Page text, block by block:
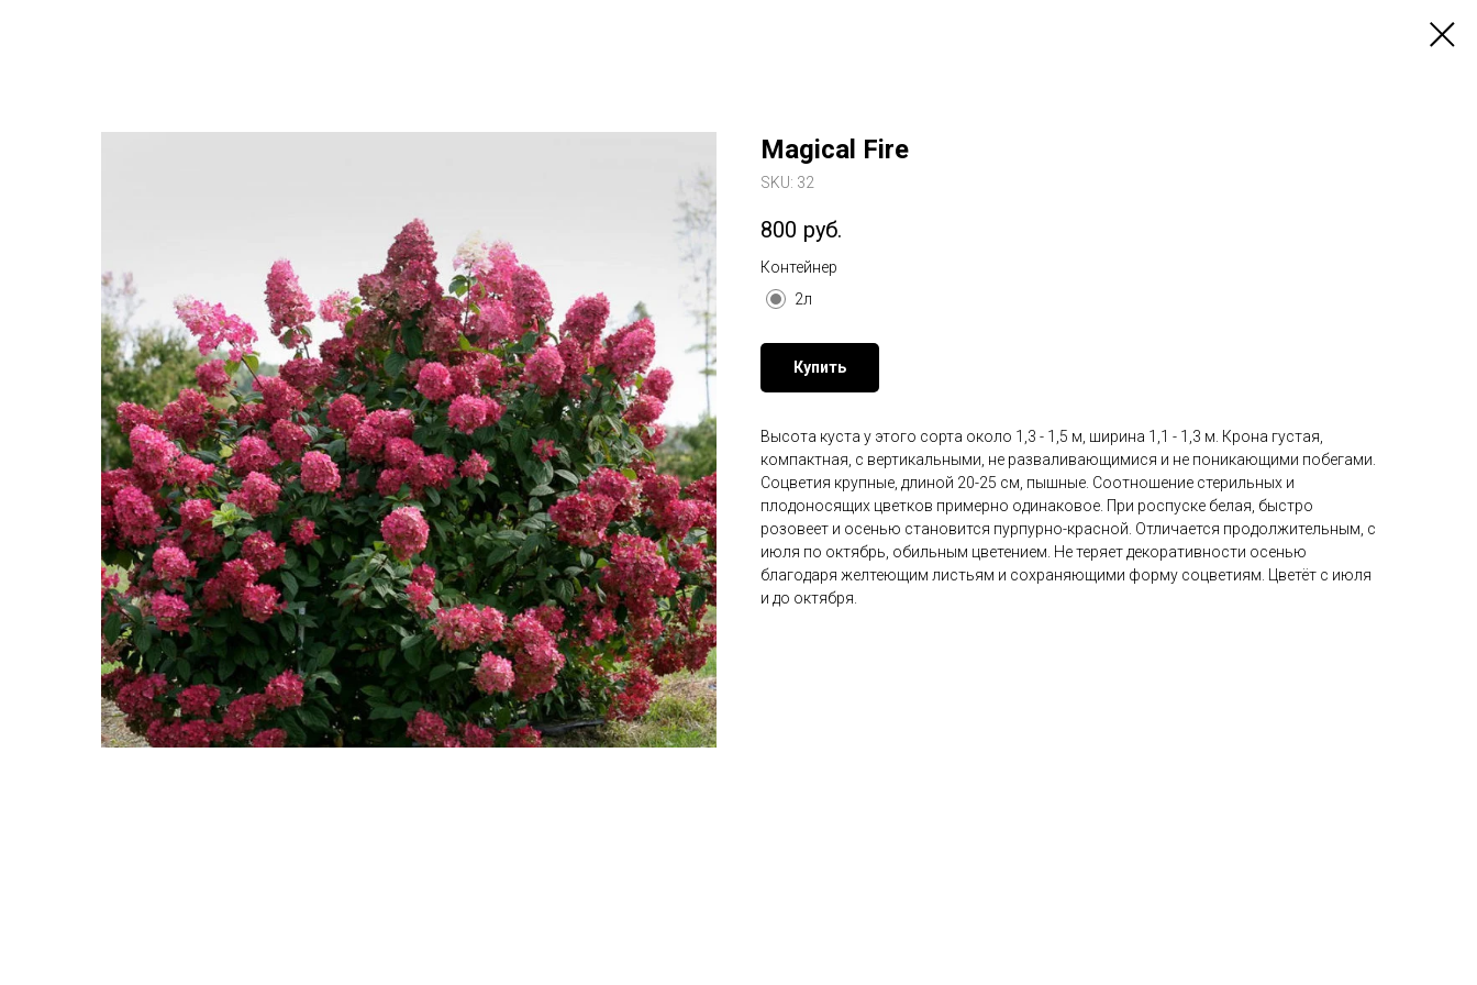
Magical Fire
SKU: 32
800 руб.
Контейнер
2л
Купить
Высота куста у этого сорта около 1,3 - 1,5 м, ширина 1,1 - 1,3 м. Крона густая,
компактная, с вертикальными, не разваливающимися и не поникающими побегами.
Соцветия крупные, длиной 20-25 см, пышные. Соотношение стерильных и
плодоносящих цветков примерно одинаковое. При роспуске белая, быстро
розовеет и осенью становится пурпурно-красной. Отличается продолжительным, с
июля по октябрь, обильным цветением. Не теряет декоративности осенью
благодаря желтеющим листьям и сохраняющими форму соцветиям. Цветёт с июля
и до октября.